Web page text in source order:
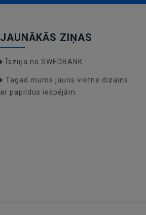
JAUNĀKĀS ZIŅAS
Īsziņa no SWEDBANK
Tagad mums jauns vietne dizains
ar papildus iespējām.